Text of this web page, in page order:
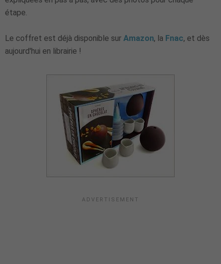
étape.
Le coffret est déjà disponible sur Amazon, la Fnac, et dès
aujourd'hui en librairie !